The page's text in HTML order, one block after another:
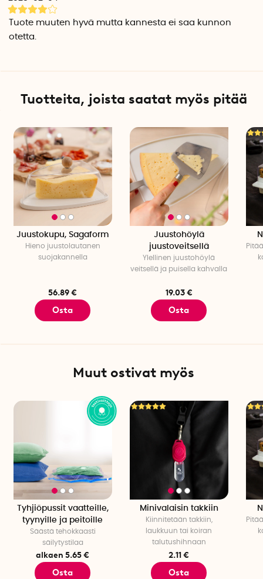
Tuote muuten hyvä mutta kannesta ei saa kunnon
otetta.
Tuotteita, joista saatat myös pitää
Juustokupu, Sagaform
Hieno juustolautanen
suojakannella
56.89 €
Osta
Juustohöylä
juustoveitsellä
Ylellinen juustohöylä
veitsellä ja puisella kahvalla
19.03 €
Osta
Muut ostivat myös
Tyhjiöpussit vaatteille,
tyynyille ja peitoille
Säästä tehokkaasti
säilytystilaa
alkaen 5.65 €
Osta
Minivalaisin takkiin
Kiinnitetään takkiin,
laukkuun tai koiran
talutushihnaan
2.11 €
Osta